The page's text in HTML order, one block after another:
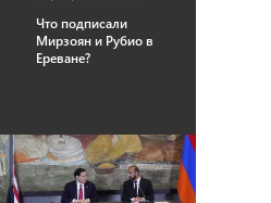
Что подписали
Мирзоян и Рубио в
Ереване?